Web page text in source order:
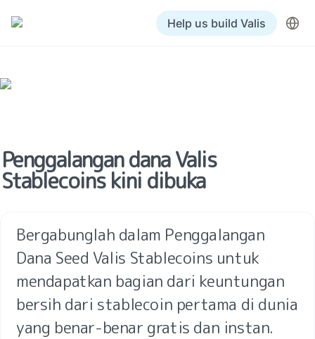
Help us build Valis
Penggalangan dana Valis
Stablecoins kini dibuka
Bergabunglah dalam Penggalangan
Dana Seed Valis Stablecoins untuk
mendapatkan bagian dari keuntungan
bersih dari stablecoin pertama di dunia
yang benar-benar gratis dan instan.